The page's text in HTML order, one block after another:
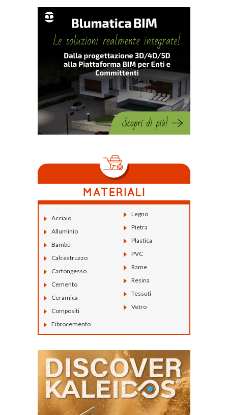
Acciaio
Alluminio
Bambù
Calcestruzzo
Cartongesso
Cemento
Ceramica
Compositi
Fibrocemento
Legno
Pietra
Plastica
PVC
Rame
Resina
Tessuti
Vetro